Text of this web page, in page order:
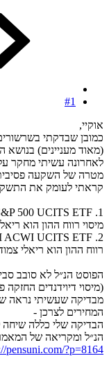
#1
אוקיי,
כמובן שבדקתי
(מאוד מעניינים) בנושא
לאחרונה עשיתי מחקר
מטרה של השקעה
קראתי לעומק את התשקיפים של 2
מיסוי רווח ההון הוא
רווח ההון הוא ריאלי
הפוסט הנ״ל לא סובב
(מיסוי דיוידנדים החזקה
המחירים לצרכן -
הבדיקה שלי כללה
הנ״ל ומקריאה של
pensuni.com/?p=8164